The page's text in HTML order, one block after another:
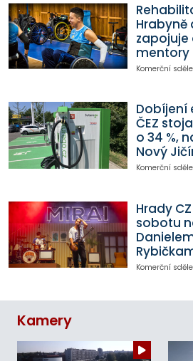
Hrabyně
zapojuje
mentory
Komerční
Dobíjení
ČEZ
o 34 %,
Nový
Komerční
Hrady
sobotu
Komerční
Kamery